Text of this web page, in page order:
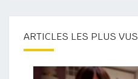
ARTICLES LES PLUS VUS